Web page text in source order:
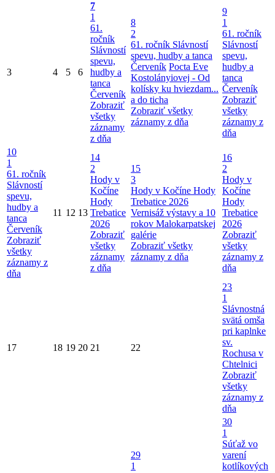
3 4 5 6
7
1
61.
ročník
Slávností
spevu,
hudby a
tanca
Červeník
Zobraziť
všetky
záznamy
z dňa
8
2
61. ročník Slávností
spevu, hudby a tanca
Červeník Pocta Eve
Kostolányiovej - Od
kolísky ku hviezdam...
a do ticha
Zobraziť všetky
záznamy z dňa
9
1
61. ročník
Slávností
spevu,
hudby a
tanca
Červeník
Zobraziť
všetky
záznamy z
dňa
10
1
61. ročník
Slávností
spevu,
hudby a
tanca
Červeník
Zobraziť
všetky
záznamy z
dňa
11 12 13
14
2
Hody v
Kočíne
Hody
Trebatice
2026
Zobraziť
všetky
záznamy
z dňa
15
3
Hody v Kočíne Hody
Trebatice 2026
Vernisáž výstavy a 10
rokov Malokarpatskej
galérie
Zobraziť všetky
záznamy z dňa
16
2
Hody v
Kočíne
Hody
Trebatice
2026
Zobraziť
všetky
záznamy z
dňa
17 18 19 20 21 22
23
1
Slávnostná
svätá omša
pri kaplnke
sv.
Rochusa v
Chtelnici
Zobraziť
všetky
záznamy z
dňa
29
1
30
1
Súťaž vo
varení
kotlíkových